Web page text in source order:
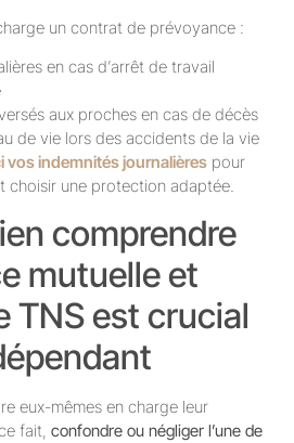
un contrat de prévoyance :
en cas d’arrêt de travail
aux proches en cas de décès
de vie lors des accidents de la vie
vos indemnités journalières pour
choisir une protection adaptée.
comprendre
mutuelle et
TNS est crucial
eux-mêmes en charge leur
fait, confondre ou négliger l’une de